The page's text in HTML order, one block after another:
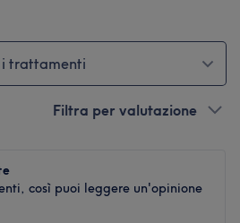
trattamenti
Filtra per valutazione
così puoi leggere un'opinione